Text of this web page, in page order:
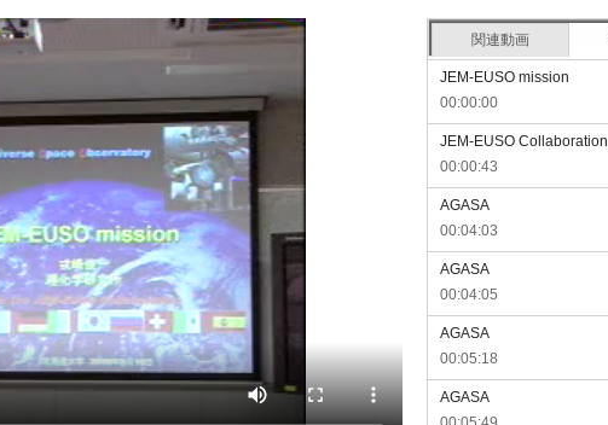
関連動画
JEM-EUSO mission
00:00:00
JEM-EUSO Collaboration
00:00:43
AGASA
00:04:03
AGASA
00:04:05
AGASA
00:05:18
AGASA